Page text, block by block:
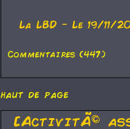
La LBD - Le 19/11/
Commentaires (447)
haut de page
[ActivitÃ©